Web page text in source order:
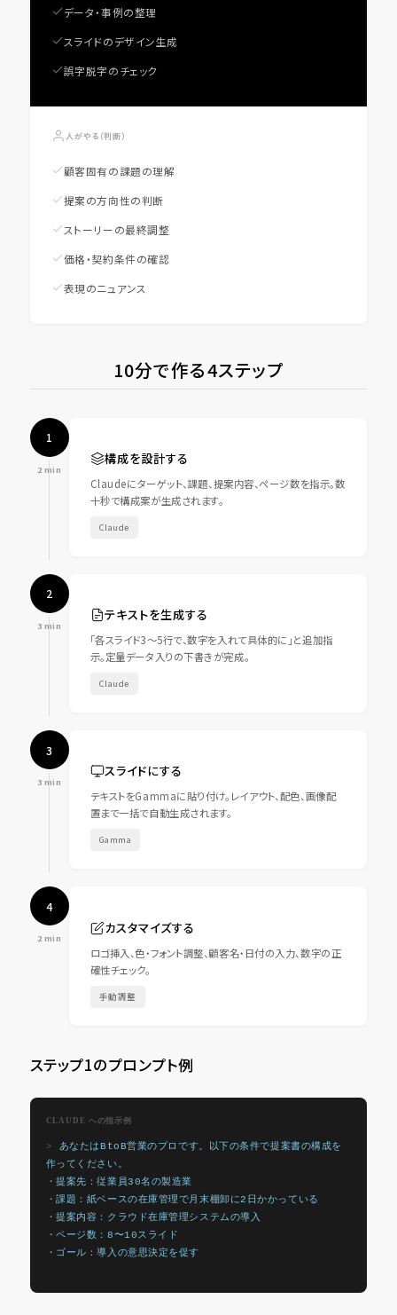
データ・事例の整理
スライドのデザイン生成
誤字脱字のチェック
人がやる（判断）
顧客固有の課題の理解
提案の方向性の判断
ストーリーの最終調整
価格・契約条件の確認
表現のニュアンス
10分で作る4ステップ
1
2 min
構成を設計する
Claudeにターゲット、課題、提案内容、ページ数を指示。数
十秒で構成案が生成されます。
Claude
2
3 min
テキストを生成する
「各スライド3〜5行で、数字を入れて具体的に」と追加指
示。定量データ入りの下書きが完成。
Claude
3
3 min
スライドにする
テキストをGammaに貼り付け。レイアウト、配色、画像配
置まで一括で自動生成されます。
Gamma
4
2 min
カスタマイズする
ロゴ挿入、色・フォント調整、顧客名・日付の入力、数字の正
確性チェック。
手動調整
ステップ1のプロンプト例
CLAUDE への指示例
あなたはBtoB営業のプロです。以下の条件で提案書の構成を
作ってください。
・提案先：従業員30名の製造業
・課題：紙ベースの在庫管理で月末棚卸に2日かかっている
・提案内容：クラウド在庫管理システムの導入
・ページ数：8〜10スライド
・ゴール：導入の意思決定を促す